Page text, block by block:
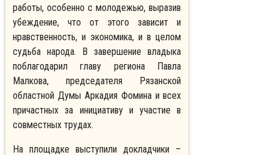
работы, особенно с молодежью, выразив
убеждение, что от этого зависит и
нравственность, и экономика, и в целом
судьба народа. В завершение владыка
поблагодарил главу региона Павла
Малкова, председателя Рязанской
областной Думы Аркадия Фомина и всех
причастных за инициативу и участие в
совместных трудах.
На площадке выступили докладчики –